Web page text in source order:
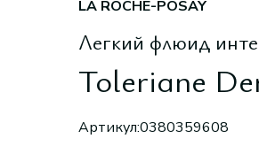
LA ROCHE-POSAY
Легкий флюид
Toleriane
Артикул:0380359608